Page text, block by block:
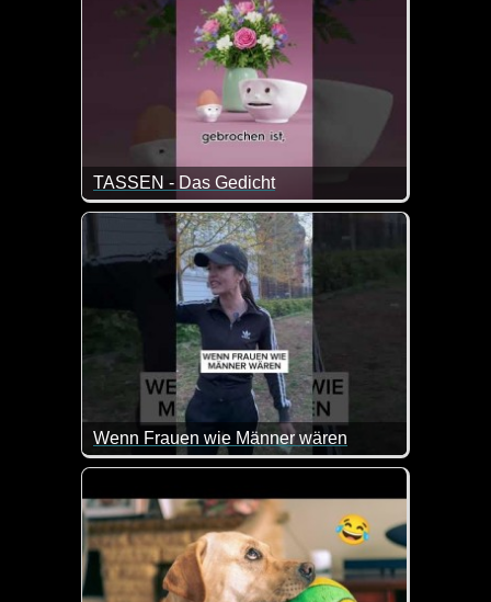
TASSEN - Das Gedicht
Es gibt nichts schöneres als seine Mutter am
Wenn Frauen wie Männer wären
Hier können manche Männer mal sehen wie